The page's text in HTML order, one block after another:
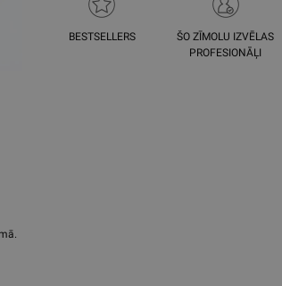
BESTSELLERS
ŠO ZĪMOLU IZVĒLAS
PROFESIONĀĻI